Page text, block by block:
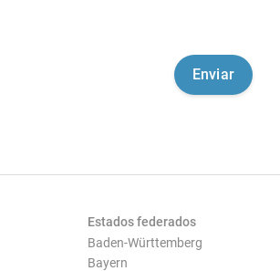
Estados federados
Baden-Württemberg
Bayern